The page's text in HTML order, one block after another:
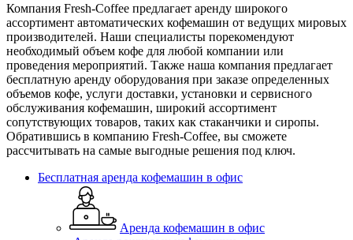
Компания Fresh-Coffee предлагает аренду широкого
ассортимент автоматических кофемашин от ведущих мировых
производителей. Наши специалисты порекомендуют
необходимый объем кофе для любой компании или
проведения мероприятий. Также наша компания предлагает
бесплатную аренду оборудования при заказе определенных
объемов кофе, услуги доставки, установки и сервисного
обслуживания кофемашин, широкий ассортимент
сопутствующих товаров, таких как стаканчики и сиропы.
Обратившись в компанию Fresh-Coffee, вы сможете
рассчитывать на самые выгодные решения под ключ.
Бесплатная аренда кофемашин в офис
Аренда кофемашин в офис